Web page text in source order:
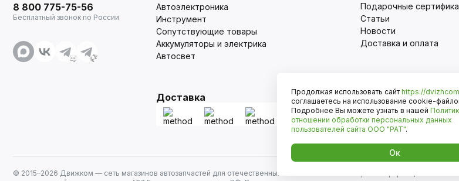
8 800 775-75-56
Бесплатный звонок по России
Автоэлектроника
Инструмент
Сопутствующие товары
Аккумуляторы и электрика
Автосвет
Подарочные
Статьи
Новости
Доставка и оплата
Доставка Оплата
© 2015–2026 Движком — сеть магазинов автозапчастей для отечественных автомобилей и иномарок. Информация на
Продолжая использовать сайт https://
соглашаетесь на использование cookie-
Подробнее Вы можете узнать в нашей
отношении обработки персональных данных
пользователей сайта ООО "РАТ".
Ок